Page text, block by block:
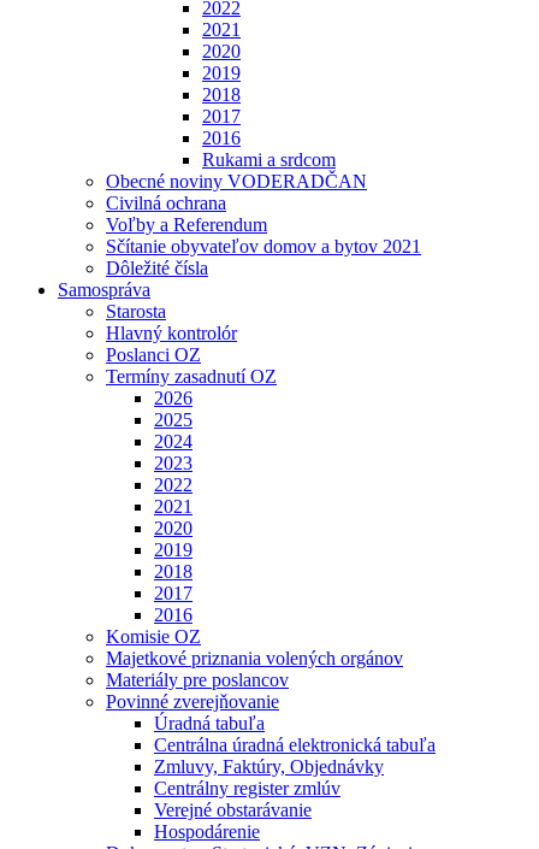
2022
2021
2020
2019
2018
2017
2016
Rukami a srdcom
Obecné noviny VODERADČAN
Civilná ochrana
Voľby a Referendum
Sčítanie obyvateľov domov a bytov 2021
Dôležité čísla
Samospráva
Starosta
Hlavný kontrolór
Poslanci OZ
Termíny zasadnutí OZ
2026
2025
2024
2023
2022
2021
2020
2019
2018
2017
2016
Komisie OZ
Majetkové priznania volených orgánov
Materiály pre poslancov
Povinné zverejňovanie
Úradná tabuľa
Centrálna úradná elektronická tabuľa
Zmluvy, Faktúry, Objednávky
Centrálny register zmlúv
Verejné obstarávanie
Hospodárenie